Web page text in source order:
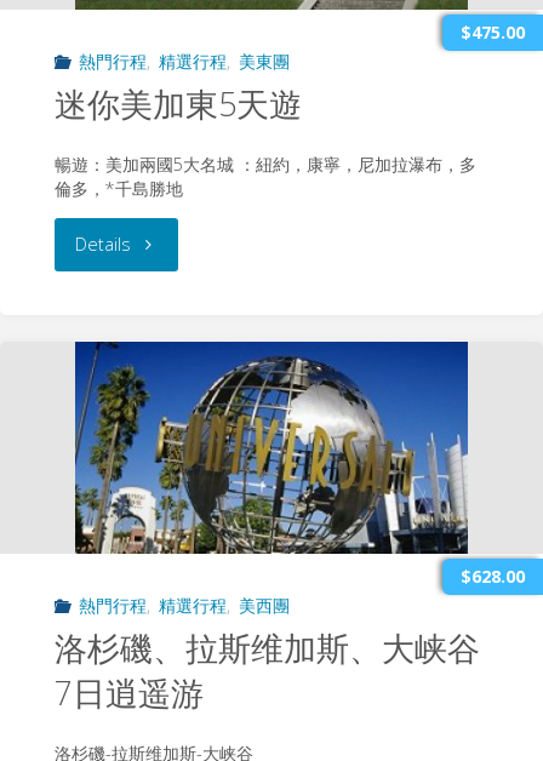
六
天
遊"
$475.00
熱門行程, 精選行程, 美東團
迷你美加東5天遊
暢遊：美加兩國5大名城 ：紐約，康寧，尼加拉瀑布，多
倫多，*千島勝地
Details "迷
美
加
東
5
天
遊"
$628.00
熱門行程, 精選行程, 美西團
洛杉磯、拉斯维加斯、大峡谷
7日逍遥游
洛杉磯-拉斯维加斯-大峡谷